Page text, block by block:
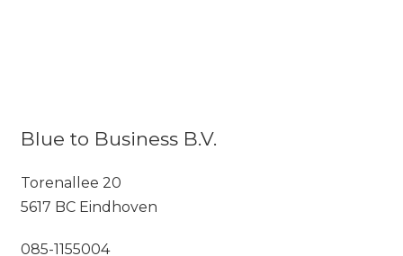
Blue to Business B.V.
Torenallee 20
5617 BC Eindhoven
085-1155004